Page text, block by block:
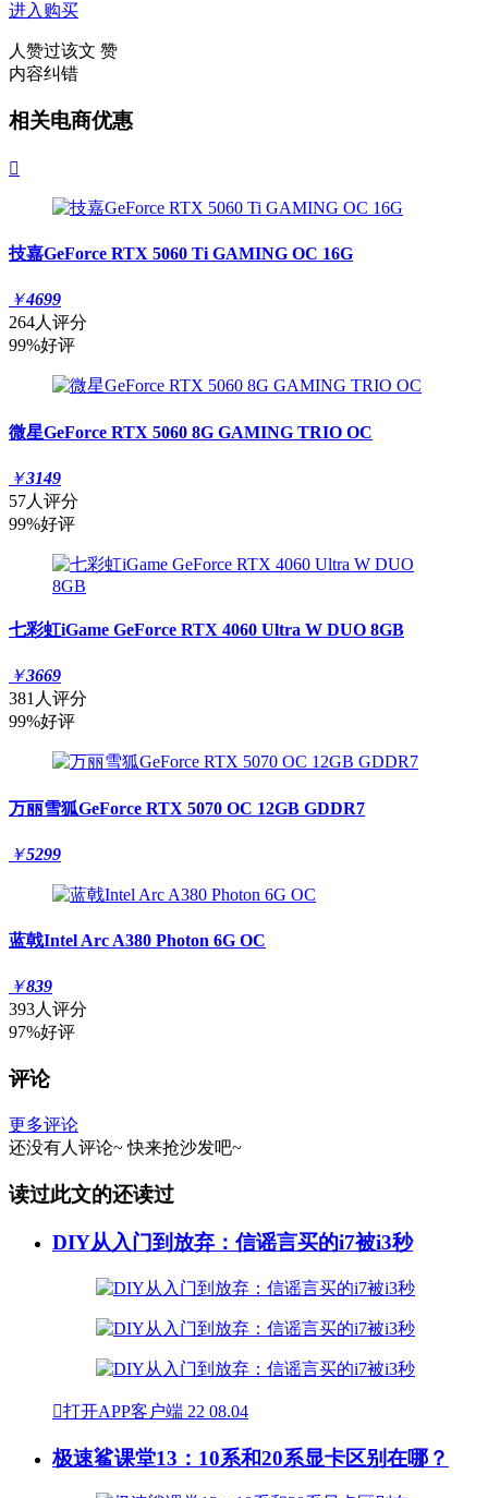
进入购买
人赞过该文 赞
内容纠错
相关电商优惠

技嘉GeForce RTX 5060 Ti GAMING OC 16G
￥4699
264人评分
99%好评
微星GeForce RTX 5060 8G GAMING TRIO OC
￥3149
57人评分
99%好评
七彩虹iGame GeForce RTX 4060 Ultra W DUO 8GB
￥3669
381人评分
99%好评
万丽雪狐GeForce RTX 5070 OC 12GB GDDR7
￥5299
蓝戟Intel Arc A380 Photon 6G OC
￥839
393人评分
97%好评
评论
更多评论
还没有人评论~ 快来抢沙发吧~
读过此文的还读过
DIY从入门到放弃：信谣言买的i7被i3秒
打开APP客户端 22 08.04
极速鲨课堂13：10系和20系显卡区别在哪？